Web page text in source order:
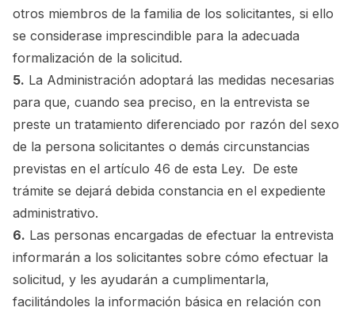
otros miembros de la familia de los solicitantes, si ello
se considerase imprescindible para la adecuada
formalización de la solicitud.
5. La Administración adoptará las medidas necesarias
para que, cuando sea preciso, en la entrevista se
preste un tratamiento diferenciado por razón del sexo
de la persona solicitantes o demás circunstancias
previstas en el artículo 46 de esta Ley. De este
trámite se dejará debida constancia en el expediente
administrativo.
6. Las personas encargadas de efectuar la entrevista
informarán a los solicitantes sobre cómo efectuar la
solicitud, y les ayudarán a cumplimentarla,
facilitándoles la información básica en relación con